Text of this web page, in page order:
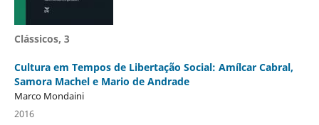
Clássicos, 3
Cultura em Tempos de Libertação Social: Amílcar Cabral,
Samora Machel e Mario de Andrade
Marco Mondaini
2016